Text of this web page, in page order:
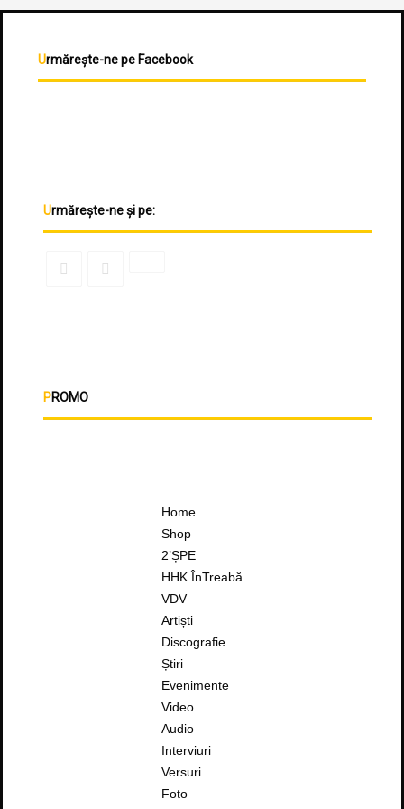
Urmărește-ne pe Facebook
Urmărește-ne și pe:
PROMO
Home
Shop
2’ȘPE
HHK ÎnTreabă
VDV
Artiști
Discografie
Știri
Evenimente
Video
Audio
Interviuri
Versuri
Foto